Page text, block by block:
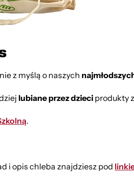
z myślą o naszych
lubiane przez dzieciprodukty
.
i opis chleba znajdziesz pod